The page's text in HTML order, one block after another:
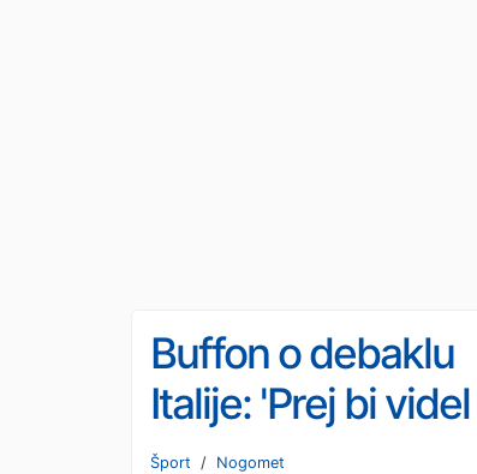
Buffon o debaklu
Italije: 'Prej bi videl
1.000 Nezemljanov,
Šport / Nogomet